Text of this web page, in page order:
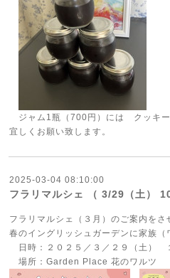
ジャム1瓶（700円）には クッキー
宜しくお願い致します。
2025-03-04 08:10:00
フラリマルシェ （ 3/29（土）
フラリマルシェ（３月）のご案内をさ
春のイングリッシュガーデンに家族（
日時：２０２５／３／２９（土）
場所：Garden Place 花のワルツ （